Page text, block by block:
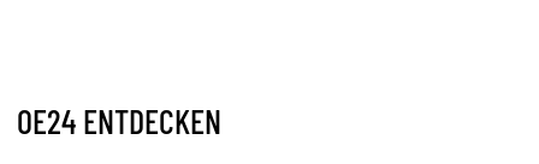
OE24 ENTDECKEN